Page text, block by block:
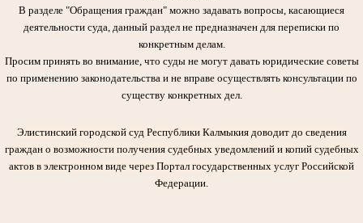
В разделе "Обращения граждан" можно задавать вопросы, касающиеся
деятельности суда, данный раздел не предназначен для переписки по
конкретным делам.
Просим принять во внимание, что суды не могут давать юридические советы
по применению законодательства и не вправе осуществлять консультации по
существу конкретных дел.
Элистинский городской суд Республики Калмыкия доводит до сведения
граждан о возможности получения судебных уведомлений и копий судебных
актов в электронном виде через Портал государственных услуг Российской
Федерации.